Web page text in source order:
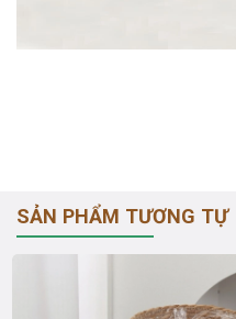
SẢN PHẨM TƯƠNG TỰ